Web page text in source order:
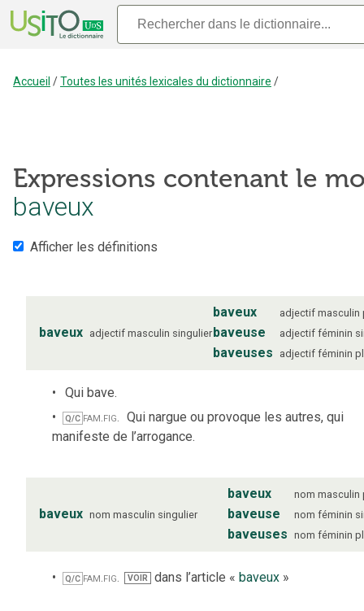
Accueil /Toutes les unités lexicales du dictionnaire /
Expressions contenant le
baveux
Afficher les définitions
baveux adjectif masculin singulier
baveux adjectif masculin
baveuse adjectif féminin
baveuses adjectif féminin
Qui bave.
Q/C fam.fig. Qui nargue ou provoque les autres, qui
manifeste de l’arrogance.
baveux nom masculin singulier
baveux nom masculin
baveuse nom féminin
baveuses nom féminin
Q/C fam.fig. VOIR dans l’article «baveux »